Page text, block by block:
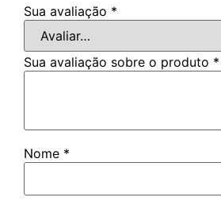
Sua avaliação *
Sua avaliação sobre o produto *
Nome *